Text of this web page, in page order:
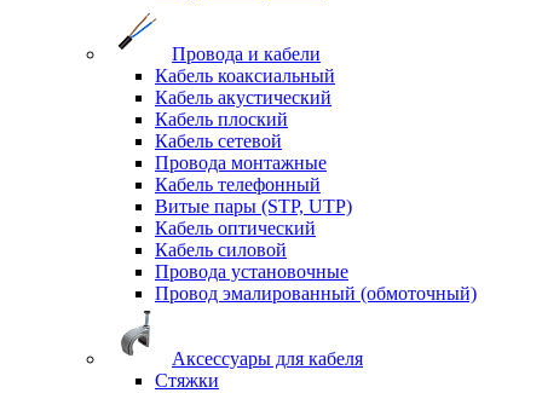
Провода и кабели
Кабель коаксиальный
Кабель акустический
Кабель плоский
Кабель сетевой
Провода монтажные
Кабель телефонный
Витые пары (STP, UTP)
Кабель оптический
Кабель силовой
Провода установочные
Провод эмалированный (обмоточный)
Аксессуары для кабеля
Стяжки